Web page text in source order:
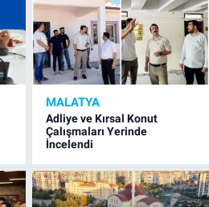
MALATYA
Adliye ve Kırsal Konut
Çalışmaları Yerinde
İncelendi